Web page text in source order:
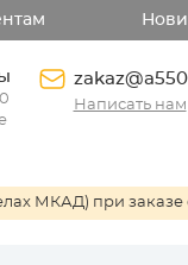
Написать нам
МКАД) при заказе